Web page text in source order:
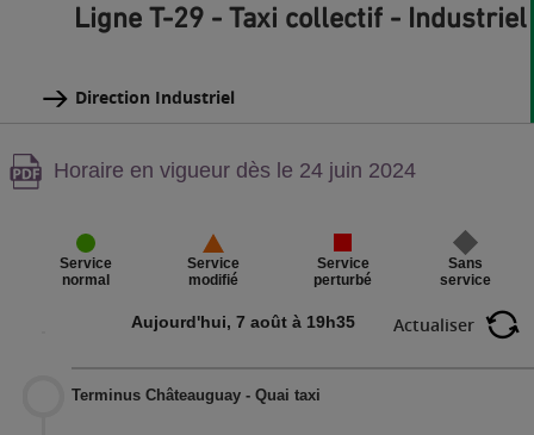
Ligne T-29 - Taxi collectif - Industriel
Direction Industriel
Attention,
Horaire en vigueur dès le 24 juin 2024
Service
normal
Service
modifié
Service
perturbé
Sans
service
Aujourd'hui, 7 août à 19h35 Actualiser
Terminus Châteauguay - Quai taxi